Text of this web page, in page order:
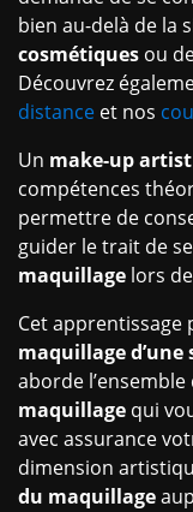
bien au-delà de la
cosmétiques ou
Découvrez
distance et nos
Un make-up artist
compétences
permettre de
guider le trait de
maquillage lors
Cet apprentissage
maquillage d’une
aborde
maquillage qui
avec assurance
dimension
du maquillage